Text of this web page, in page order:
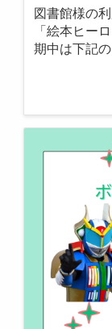
図書館様の
「絵本ヒー
期中は下記